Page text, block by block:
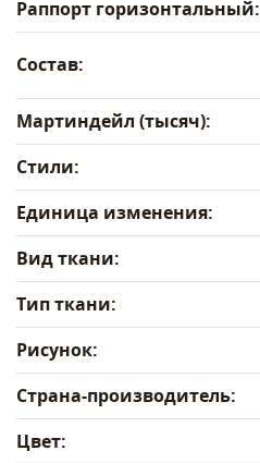
Раппорт горизонтальный:
Состав:
Мартиндейл (тысяч):
Стили:
Единица изменения:
Вид ткани:
Тип ткани:
Рисунок:
Страна-производитель:
Цвет: